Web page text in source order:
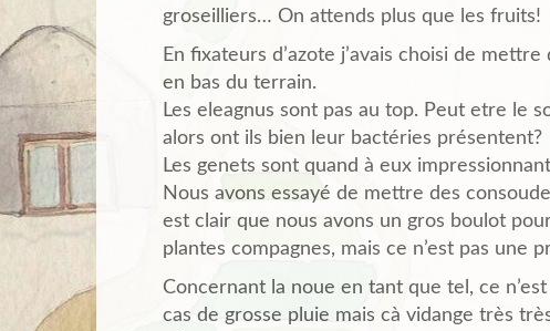
groseilliers… On attends plus que les fruits!
En fixateurs d’azote j’avais choisi de
en bas du terrain.
Les eleagnus sont pas au top. Peut etre le
alors ont ils bien leur bactéries présentent?
Les genets sont quand à eux
Nous avons essayé de mettre des
est clair que nous avons un gros boulot
plantes compagnes, mais ce n’est pas une
Concernant la noue en tant que tel, ce
cas de grosse pluie mais cà vidange très